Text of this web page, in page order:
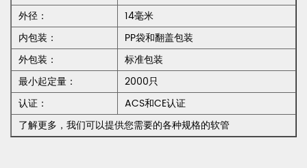
外径：
14毫米
内包装：
PP袋和翻盖包装
外包装：
标准包装
最小起定量：
2000只
认证：
ACS和CE认证
了解更多，我们可以提供您需要的各种规格的软管